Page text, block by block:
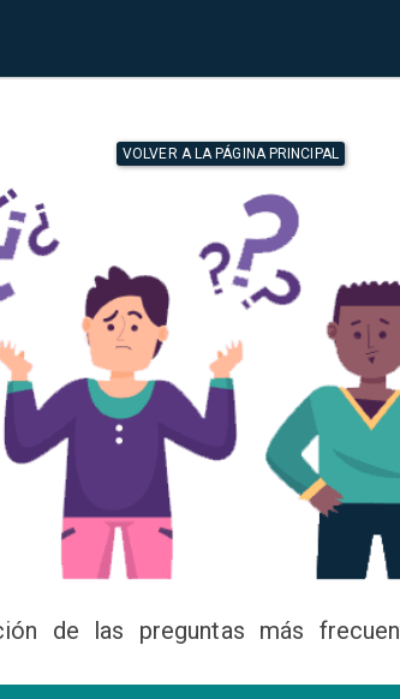
VOLVER A LA PÁGINA PRINCIPAL
de las preguntas más